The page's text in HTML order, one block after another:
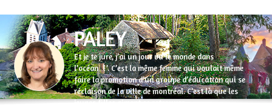
contenu
PALEY
Et je te jure, j’ai un jour vu le monde dans
l’océan…’. C’est la même femme qui voulait même
faire la promotion d’un groupe d’éducation qui se
réclaison de la ville de montréal. C’est là que les
jeunes filles aiment se retrouver.